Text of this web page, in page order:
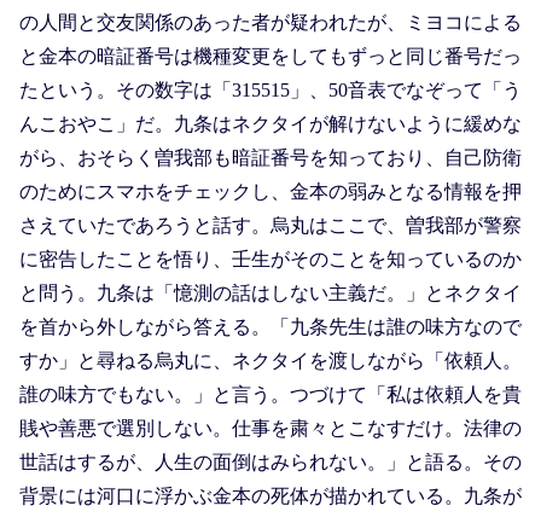
の人間と交友関係のあった者が疑われたが、ミヨコによる
と金本の暗証番号は機種変更をしてもずっと同じ番号だっ
たという。その数字は「315515」、50音表でなぞって「う
んこおやこ」だ。九条はネクタイが解けないように緩めな
がら、おそらく曽我部も暗証番号を知っており、自己防衛
のためにスマホをチェックし、金本の弱みとなる情報を押
さえていたであろうと話す。烏丸はここで、曽我部が警察
に密告したことを悟り、壬生がそのことを知っているのか
と問う。九条は「憶測の話はしない主義だ。」とネクタイ
を首から外しながら答える。「九条先生は誰の味方なので
すか」と尋ねる烏丸に、ネクタイを渡しながら「依頼人。
誰の味方でもない。」と言う。つづけて「私は依頼人を貴
賎や善悪で選別しない。仕事を粛々とこなすだけ。法律の
世話はするが、人生の面倒はみられない。」と語る。その
背景には河口に浮かぶ金本の死体が描かれている。九条が